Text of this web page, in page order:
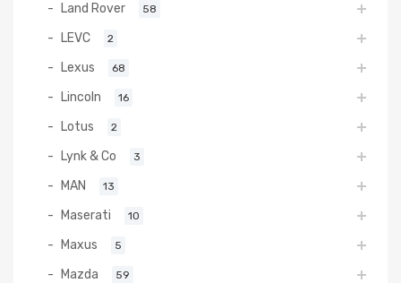
Land Rover 58
LEVC 2
Lexus 68
Lincoln 16
Lotus 2
Lynk & Co 3
MAN 13
Maserati 10
Maxus 5
Mazda 59